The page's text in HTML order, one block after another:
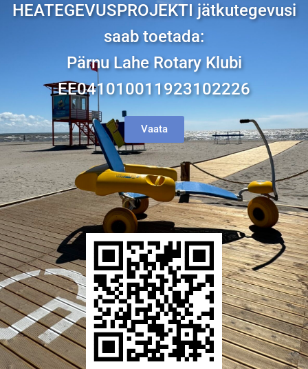
HEATEGEVUSPROJEKTI jätkutegevusi
saab toetada:
Pärnu Lahe Rotary Klubi
EE041010011923102226
Vaata